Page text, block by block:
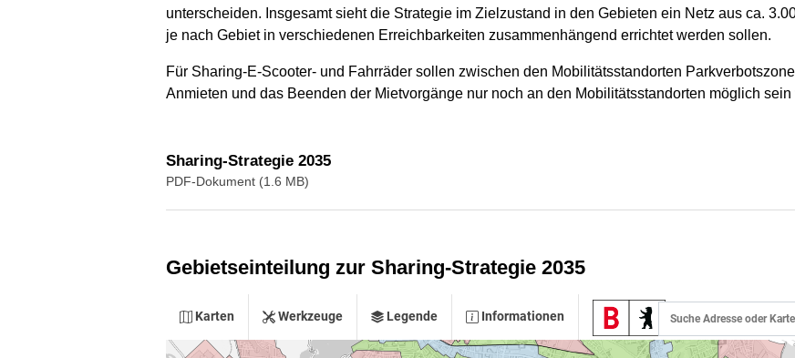
unterscheiden. Insgesamt sieht die Strategie im Zielzustand in den Gebieten ein Netz aus ca.
je nach Gebiet in verschiedenen Erreichbarkeiten zusammenhängend errichtet werden sollen.
Für Sharing-E-Scooter- und Fahrräder sollen zwischen den Mobilitätsstandorten
Anmieten und das Beenden der Mietvorgänge nur noch an den Mobilitätsstandorten möglich sein
Sharing-Strategie 2035
PDF-Dokument (1.6 MB)
Gebietseinteilung zur Sharing-Strategie 2035